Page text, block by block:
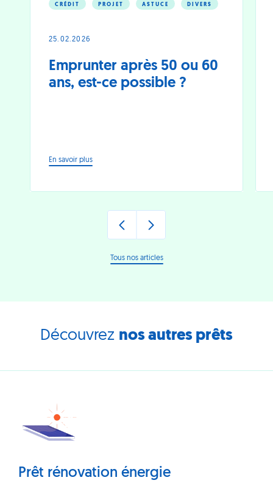
Emprunter après 50 ou 60
ans, est-ce possible ?
25.02.2026
CRÉDIT PROJET ASTUCE DIVERS
En savoir plus-
50
possible
Tous nos articles
Découvrez nos autres prêts
Prêt rénovation énergie